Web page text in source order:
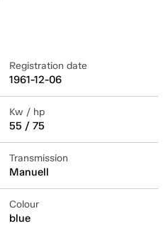
Registration date
1961-12-06
Kw / hp
55 / 75
Transmission
Manuell
Colour
blue